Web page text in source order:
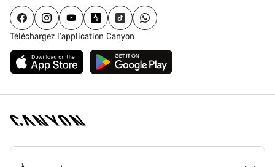
Téléchargez l’application Canyon
Page
d'accueil